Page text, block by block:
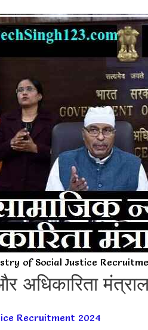
of Social Justice
अधिकारिता
Recruitment 2024